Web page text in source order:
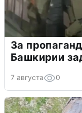
За
Башкирии
7 августа 0